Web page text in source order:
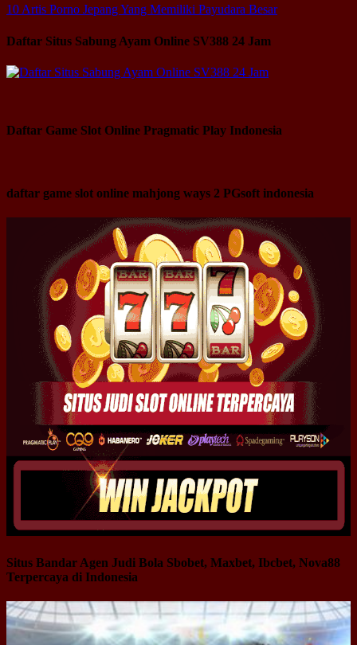
10 Artis Porno Jepang Yang Memiliki Payudara Besar
Daftar Situs Sabung Ayam Online SV388 24 Jam
Daftar Game Slot Online Pragmatic Play Indonesia
daftar game slot online mahjong ways 2 PGsoft indonesia
Situs Bandar Agen Judi Bola Sbobet, Maxbet, Ibcbet, Nova88
Terpercaya di Indonesia